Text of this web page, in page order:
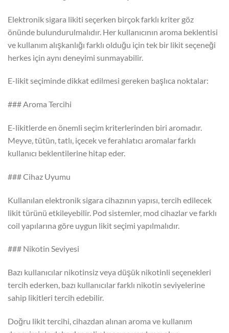
Elektronik sigara likiti seçerken birçok farklı kriter göz
önünde bulundurulmalıdır. Her kullanıcının aroma beklentisi
ve kullanım alışkanlığı farklı olduğu için tek bir likit seçeneği
herkes için aynı deneyimi sunmayabilir.
E-likit seçiminde dikkat edilmesi gereken başlıca noktalar:
### Aroma Tercihi
E-likitlerde en önemli seçim kriterlerinden biri aromadır.
Meyve, tütün, tatlı, içecek ve ferahlatıcı aromalar farklı
kullanıcı beklentilerine hitap eder.
### Cihaz Uyumu
Kullanılan elektronik sigara cihazının yapısı, tercih edilecek
likit türünü etkileyebilir. Pod sistemler, mod cihazlar ve farklı
coil yapılarına göre uygun likit seçimi yapılmalıdır.
### Nikotin Seviyesi
Bazı kullanıcılar nikotinsiz veya düşük nikotinli seçenekleri
tercih ederken, bazı kullanıcılar farklı nikotin seviyelerine
sahip likitleri tercih edebilir.
Doğru likit tercihi, cihazdan alınan aroma ve kullanım